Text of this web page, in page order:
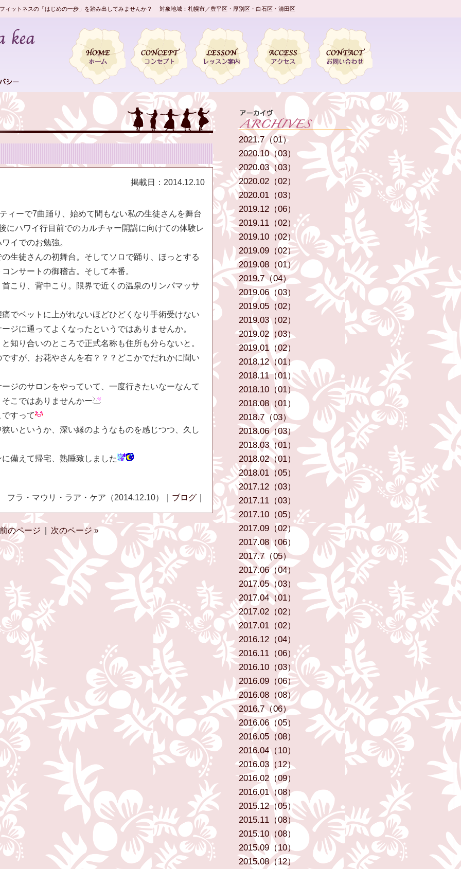
ィットネスの「はじめの一歩」を踏み出してみませんか？ 対象地域：札幌市／豊平区・厚別区・白石区・清田区
掲載日： 2014.12.10
ィーで7曲踊り、始めて間もない私の生徒さんを舞台
にハワイ行目前でのカルチャー開講に向けての体験レ
イでのお勉強。
生徒さんの初舞台。そしてソロで踊り、ほっとする
ンサートの御稽古。そして本番。
こり、背中こり。限界で近くの温泉のリンパマッサ
でベットに上がれないほどひどくなり手術受けない
ジに通ってよくなったというではありませんか。
知り合いのところで正式名称も住所も分らないと。
すが、お花やさんを右？？？どこかでだれかに聞い
ジのサロンをやっていて、一度行きたいなーなんて
こではありませんかー
すって
狭いというか、深い縁のようなものを感じつつ、久し
備えて帰宅、熟睡致しました
フラ・マウリ・ラア・ケア（2014.12.10）｜ ブログ
のページ 次のページ »
2021.7（01）
2020.10（03）
2020.03（03）
2020.02（02）
2020.01（03）
2019.12（06）
2019.11（02）
2019.10（02）
2019.09（02）
2019.08（01）
2019.7（04）
2019.06（03）
2019.05（02）
2019.03（02）
2019.02（03）
2019.01（02）
2018.12（01）
2018.11（01）
2018.10（01）
2018.08（01）
2018.7（03）
2018.06（03）
2018.03（01）
2018.02（01）
2018.01（05）
2017.12（03）
2017.11（03）
2017.10（05）
2017.09（02）
2017.08（06）
2017.7（05）
2017.06（04）
2017.05（03）
2017.04（01）
2017.02（02）
2017.01（02）
2016.12（04）
2016.11（06）
2016.10（03）
2016.09（06）
2016.08（08）
2016.7（06）
2016.06（05）
2016.05（08）
2016.04（10）
2016.03（12）
2016.02（09）
2016.01（08）
2015.12（05）
2015.11（08）
2015.10（08）
2015.09（10）
2015.08（12）